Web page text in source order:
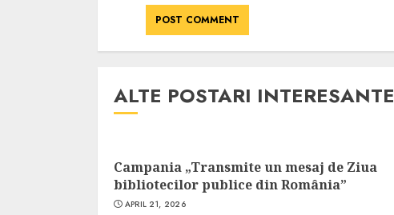
ALTE POSTARI INTERESANTE
Campania „Transmite un mesaj de Ziua
bibliotecilor publice din România”
APRIL 21, 2026